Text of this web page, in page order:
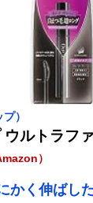
）
ウルトラフ
）
かく伸ばし